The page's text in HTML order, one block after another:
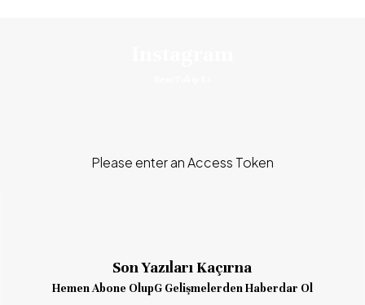
Please enter an Access Token
Son Yazıları Kaçırna
Hemen Abone OlupG Gelişmelerden Haberdar Ol